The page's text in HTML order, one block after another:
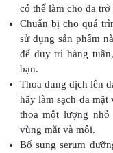
có thể làm cho da
Chuẩn bị cho quá
sử dụng sản phẩm
để duy trì hàng
bạn.
Thoa dung dịch lên
hãy làm sạch da mặt
thoa một lượng
vùng mắt và môi.
Bổ sung serum